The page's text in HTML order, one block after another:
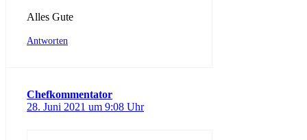
Alles Gute
Antworten
Chefkommentator
28. Juni 2021 um 9:08 Uhr